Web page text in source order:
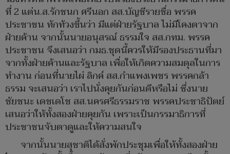
ที่ 2 แต่น.ส.รักชนก ศรีนอก สส.บัญชีรายชื่อ พรรค
ประชาชน ทักท้วงขึ้นว่า มีแต่ฝ่ายรัฐบาล ไม่มีโคงตาจาก
ฝ่ายค้าน จากนั้นนายอนุสรณ์ ธรรมใจ สส.กทม. พรรค
ประชาชน จึงเสนอว่า กมธ.ชุดนี้ควรให้มีรองประธานที่มา
จากทั้งฝ่ายค้านและรัฐบาล เพื่อให้เกิดความสมดุลในการ
ทำงาน ก่อนที่นายไผ่ ลิกค์ สส.กำแพงเพชร พรรคกล้า
ธรรม จะเสนอว่า เราไปนั่งคุยกันก่อนดีหรือไม่ ซึ่งนาย
ชัยชนะ เดชเดโช สส.นครศรีธรรมราช พรรคประชาธิปัตย์
เสนอว่าให้ทั้งสองฝ่ายคุยกัน เพราะเป็นกรรมาธิการที่
ประชาชนจับตาดูและให้ความสนใจ
จากนั้นนายสุชาติได้สั่งพักประชุมเพื่อให้ทั้งสองฝ่าย